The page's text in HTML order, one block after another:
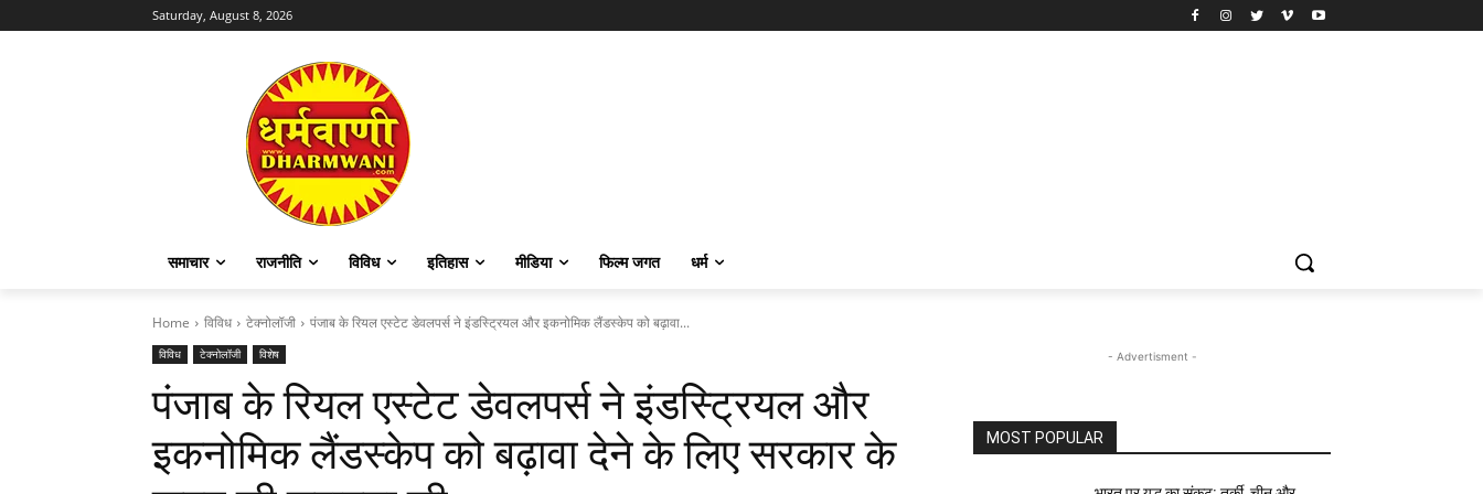
Saturday, August 8, 2026
समाचार राजनीति विविध इतिहास मीडिया फिल्म जगत धर्म
Home विविध टेक्नोलॉजी पंजाब के रियल एस्टेट डेवलपर्स ने इंडस्ट्रियल और इकनोमिक लैंडस्केप को बढ़ावा...
विविध टेक्नोलॉजी विशेष
पंजाब के रियल एस्टेट डेवलपर्स ने इंडस्ट्रियल और
इकनोमिक लैंडस्केप को बढ़ावा देने के लिए सरकार के
- Advertisment -
MOST POPULAR